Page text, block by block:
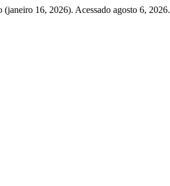
(janeiro 16, 2026). Acessado agosto 6, 2026.